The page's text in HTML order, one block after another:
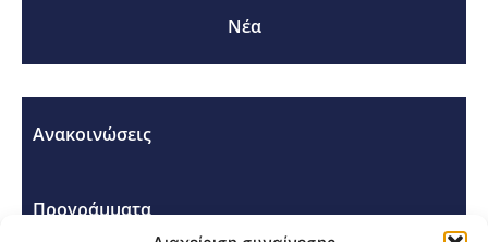
Νέα
Ανακοινώσεις
Προγράμματα